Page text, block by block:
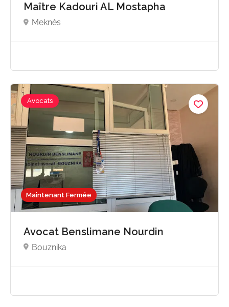
Maître Kadouri AL Mostapha
Meknès
Maintenant Fermée
Avocats
Avocat Benslimane Nourdin
Bouznika